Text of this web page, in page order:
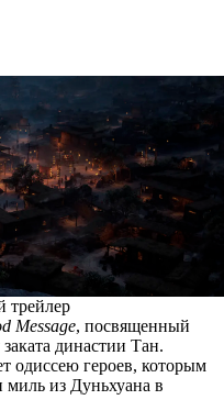
трейлер
Message, посвященный
династии Тан.
одиссею героев, которым
миль из Дуньхуана в